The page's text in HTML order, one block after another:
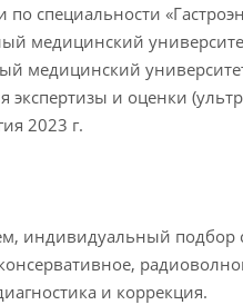
специальности
медицинский
медицинский
и оценки
2023 г.
индивидуальный подбор
и коррекция.